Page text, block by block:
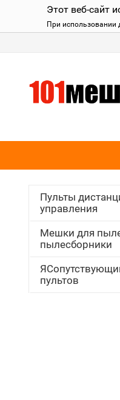
Этот веб-сайт
При использовании
Пульты
управления
Мешки для
пылесборники
пультов